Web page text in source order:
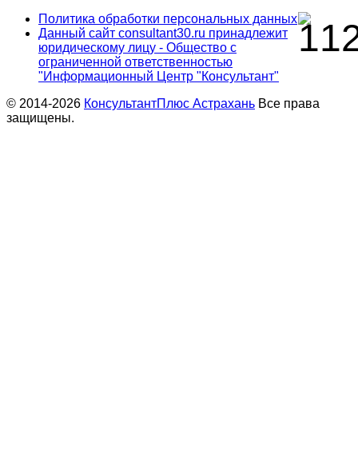
Политика обработки персональных данных
Данный сайт consultant30.ru принадлежит
юридическому лицу - Общество с
ограниченной ответственностью
"Информационный Центр "Консультант"
© 2014-2026 КонсультантПлюс Астрахань Все права
защищены.